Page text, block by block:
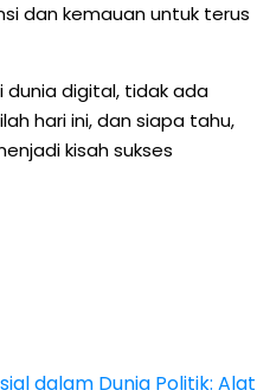
dan kemauan untuk terus
dunia digital, tidak ada
hari ini, dan siapa tahu,
kisah sukses
dalam Dunia Politik: Alat